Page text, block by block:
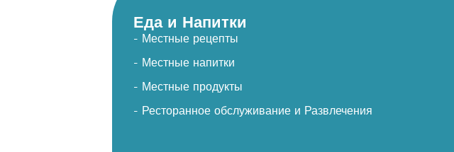
Еда и Напитки
- Местные рецепты
- Местные напитки
- Местные продукты
- Ресторанное обслуживание и Развлечения